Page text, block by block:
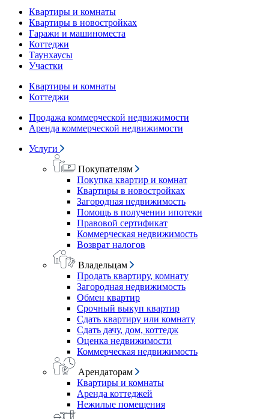
Квартиры и комнаты
Квартиры в новостройках
Гаражи и машиноместа
Коттеджи
Таунхаусы
Участки
Квартиры и комнаты
Коттеджи
Продажа коммерческой недвижимости
Аренда коммерческой недвижимости
Услуги
Покупателям
Покупка квартир и комнат
Квартиры в новостройках
Загородная недвижимость
Помощь в получении ипотеки
Правовой сертификат
Коммерческая недвижимость
Возврат налогов
Владельцам
Продать квартиру, комнату
Загородная недвижимость
Обмен квартир
Срочный выкуп квартир
Сдать квартиру или комнату
Сдать дачу, дом, коттедж
Оценка недвижимости
Коммерческая недвижимость
Арендаторам
Квартиры и комнаты
Аренда коттеджей
Нежилые помещения